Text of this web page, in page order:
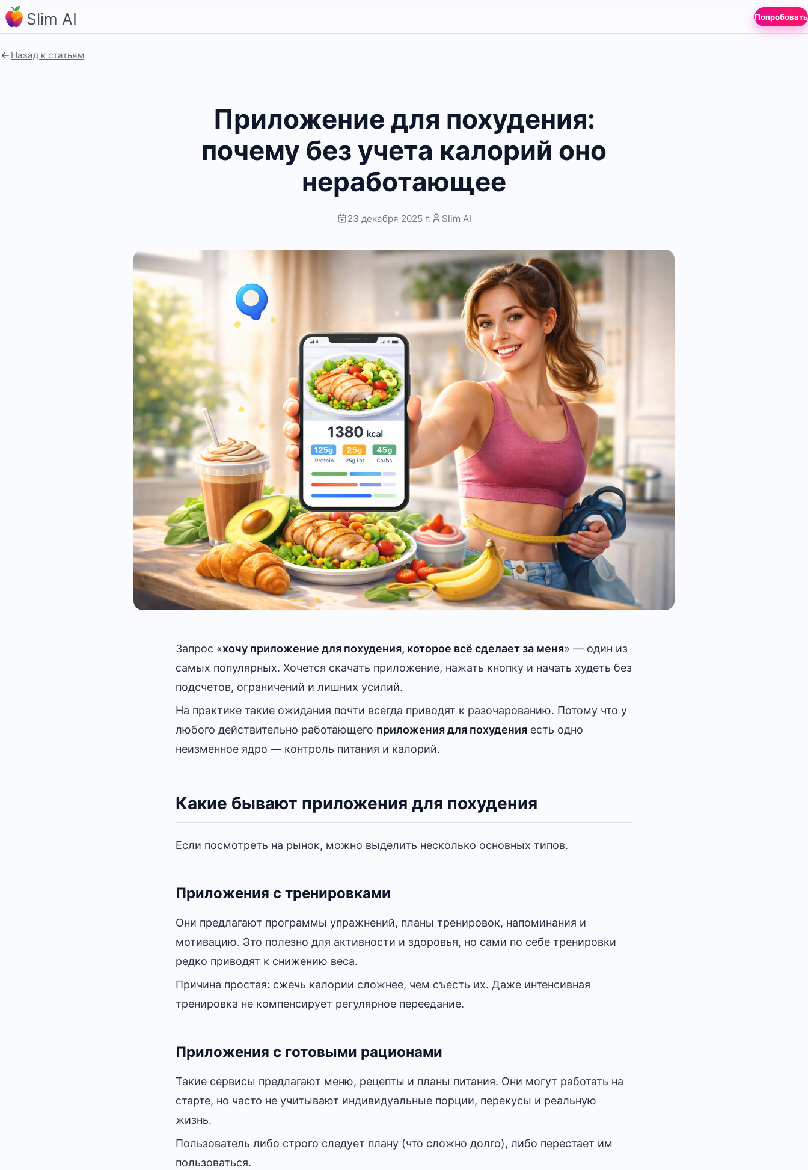
Slim AI Попробовать
Назад к статьям
Приложение для похудения:
почему без учета калорий оно
неработающее
23 декабря 2025 г. Slim AI
Запрос «хочу приложение для похудения, которое всё сделает за меня» — один из
самых популярных. Хочется скачать приложение, нажать кнопку и начать худеть без
подсчетов, ограничений и лишних усилий.
На практике такие ожидания почти всегда приводят к разочарованию. Потому что у
любого действительно работающего приложения для похудения есть одно
неизменное ядро — контроль питания и калорий.
Какие бывают приложения для похудения
Если посмотреть на рынок, можно выделить несколько основных типов.
Приложения с тренировками
Они предлагают программы упражнений, планы тренировок, напоминания и
мотивацию. Это полезно для активности и здоровья, но сами по себе тренировки
редко приводят к снижению веса.
Причина простая: сжечь калории сложнее, чем съесть их. Даже интенсивная
тренировка не компенсирует регулярное переедание.
Приложения с готовыми рационами
Такие сервисы предлагают меню, рецепты и планы питания. Они могут работать на
старте, но часто не учитывают индивидуальные порции, перекусы и реальную
жизнь.
Пользователь либо строго следует плану (что сложно долго), либо перестает им
пользоваться.